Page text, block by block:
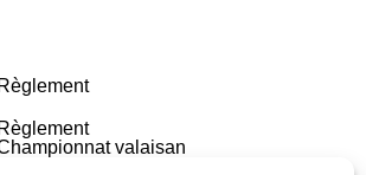
Règlement
Règlement
valaisan